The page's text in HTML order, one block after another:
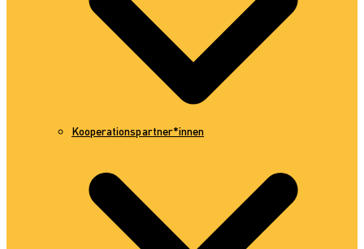
Kooperationspartner*innen